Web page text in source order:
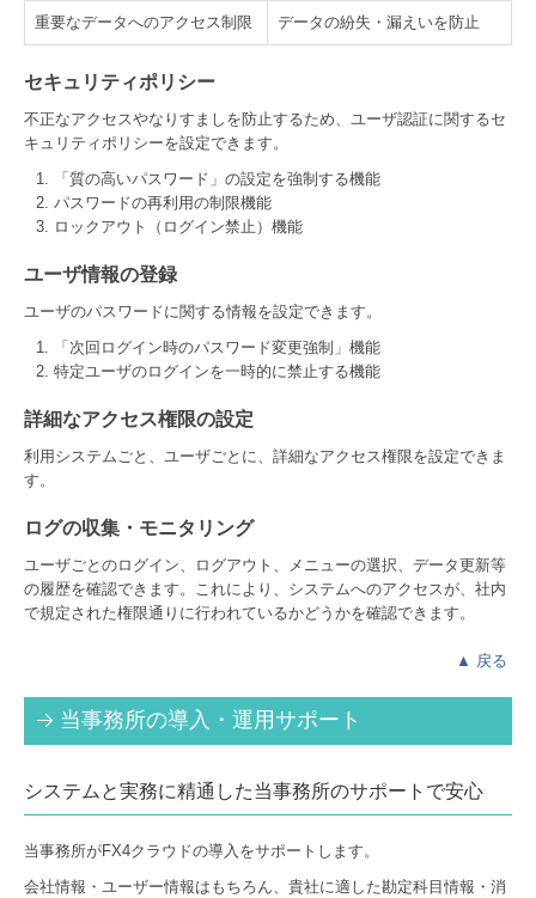
重要なデータへのアクセス制限 データの紛失・漏えいを防止
セキュリティポリシー
不正なアクセスやなりすましを防止するため、ユーザ認証に関するセ
キュリティポリシーを設定できます。
「質の高いパスワード」の設定を強制する機能
パスワードの再利用の制限機能
ロックアウト（ログイン禁止）機能
ユーザ情報の登録
ユーザのパスワードに関する情報を設定できます。
「次回ログイン時のパスワード変更強制」機能
特定ユーザのログインを一時的に禁止する機能
詳細なアクセス権限の設定
利用システムごと、ユーザごとに、詳細なアクセス権限を設定できま
す。
ログの収集・モニタリング
ユーザごとのログイン、ログアウト、メニューの選択、データ更新等
の履歴を確認できます。これにより、システムへのアクセスが、社内
で規定された権限通りに行われているかどうかを確認できます。
▲ 戻る
当事務所の導入・運用サポート
システムと実務に精通した当事務所のサポートで安心
当事務所がFX4クラウドの導入をサポートします。
会社情報・ユーザー情報はもちろん、貴社に適した勘定科目情報・消